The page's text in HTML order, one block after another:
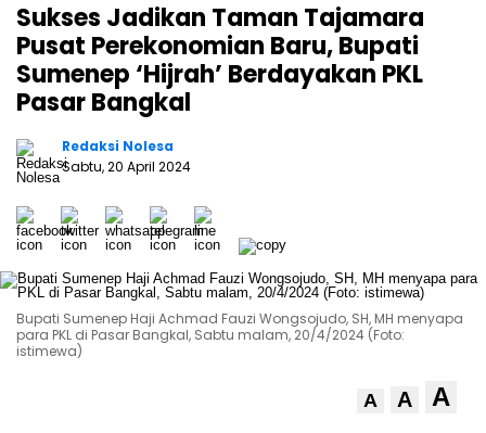
Sukses Jadikan Taman Tajamara
Pusat Perekonomian Baru, Bupati
Sumenep ‘Hijrah’ Berdayakan PKL
Pasar Bangkal
Redaksi Nolesa
Sabtu, 20 April 2024
Bupati Sumenep Haji Achmad Fauzi Wongsojudo, SH, MH menyapa
para PKL di Pasar Bangkal, Sabtu malam, 20/4/2024 (Foto:
istimewa)
A A A